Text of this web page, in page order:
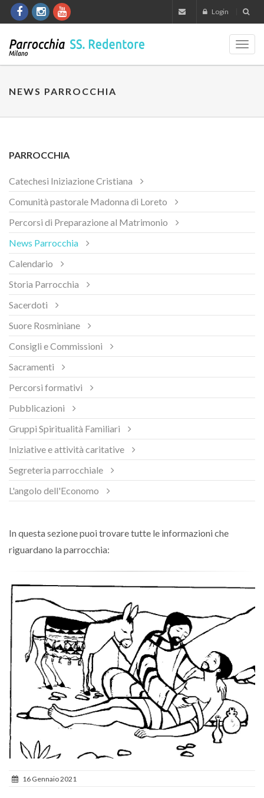
Login
NEWS PARROCCHIA
PARROCCHIA
Catechesi Iniziazione Cristiana
Comunità pastorale Madonna di Loreto
Percorsi di Preparazione al Matrimonio
News Parrocchia
Calendario
Storia Parrocchia
Sacerdoti
Suore Rosminiane
Consigli e Commissioni
Sacramenti
Percorsi formativi
Pubblicazioni
Gruppi Spiritualità Familiari
Iniziative e attività caritative
Segreteria parrocchiale
L'angolo dell'Economo
In questa sezione puoi trovare tutte le informazioni che
riguardano la parrocchia:
16 Gennaio 2021